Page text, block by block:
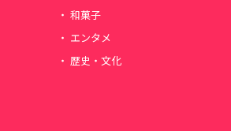
和菓子
エンタメ
歴史・文化